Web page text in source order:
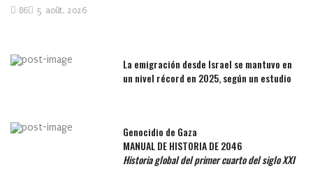
5 août, 2026
86
La emigración desde Israel se mantuvo en
un nivel récord en 2025, según un estudio
Genocidio de Gaza
MANUAL DE HISTORIA DE 2046
Historia global del primer cuarto del siglo XXI